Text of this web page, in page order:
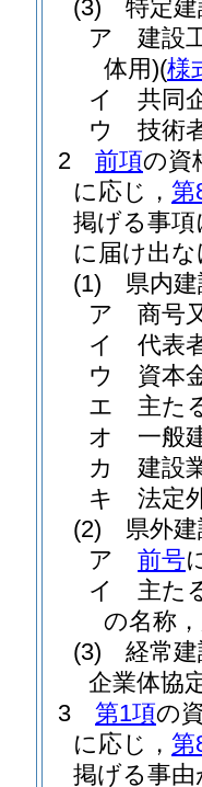
(3)
特定
ア
建設
体用)(様
イ
共同
ウ
技術
2
前項の資
に応じ， 第
掲げる事
に届け出
(1)
県内
ア
商号
イ
代表
ウ
資本
エ
主た
オ
一般
カ
建設
キ
法定
(2)
県外
ア
前号
イ
主た
の名称
(3)
経常
企業体協
3
第1項の
に応じ， 第
掲げる事